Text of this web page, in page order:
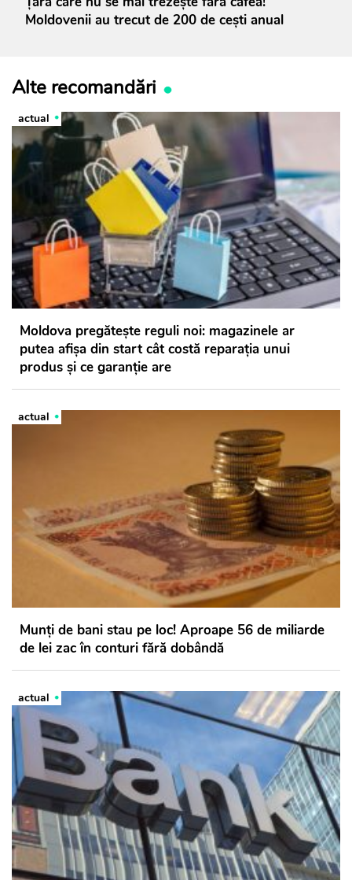
Moldovenii au trecut de 200 de cești anual
Alte recomandări
actual
Moldova pregătește reguli noi: magazinele ar
putea afișa din start cât costă reparația unui
produs și ce garanție are
actual
Munți de bani stau pe loc! Aproape 56 de miliarde
de lei zac în conturi fără dobândă
actual